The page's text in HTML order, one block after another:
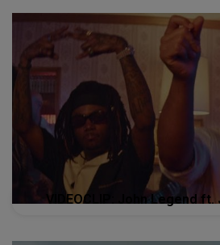
VIDEOCLIP: John Legend ft.